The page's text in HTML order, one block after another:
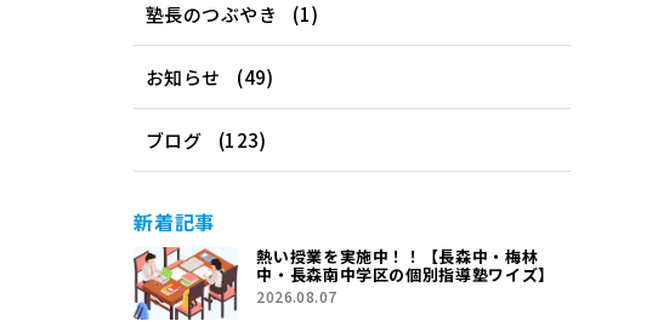
塾長のつぶやき (1)
お知らせ (49)
ブログ (123)
新着記事
熱い授業を実施中！！【長森中・梅林
中・長森南中学区の個別指導塾ワイズ】
2026.08.07